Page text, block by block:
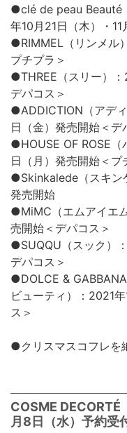
●clé de peau Beauté
年10月21日（木）・
●RIMMEL（リンメル
プチプラ＞
●THREE（スリー）
デパコス＞
●ADDICTION（アデ
日（金）発売開始＜デ
●HOUSE OF ROSE（
日（月）発売開始＜プ
●Skinkalede（スキン
発売開始
●MiMC（エムアイエ
売開始＜デパコス＞
●SUQQU（スック）
デパコス＞
●DOLCE &
ビューティ）：2021
ス＞
●クリスマスコフレを
COSME
月8日（水）予約受